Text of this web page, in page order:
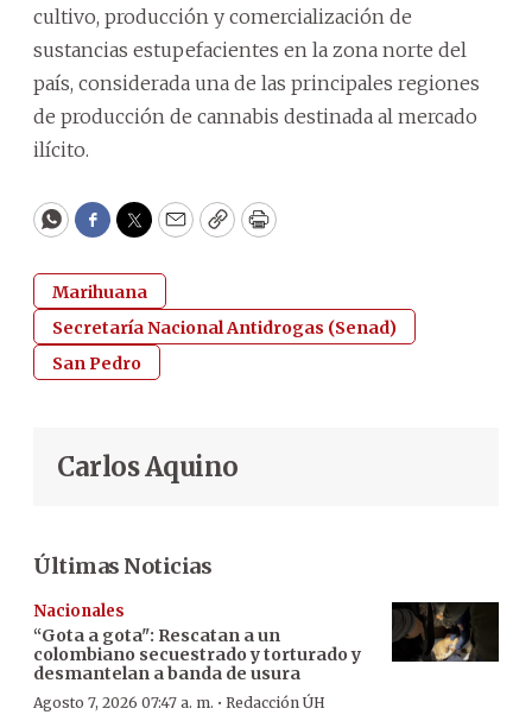
cultivo, producción y comercialización de
sustancias estupefacientes en la zona norte del
país, considerada una de las principales regiones
de producción de cannabis destinada al mercado
ilícito.
WhatsApp
Facebook
Twitter
EmailCopyPrint
Marihuana
Secretaría Nacional Antidrogas (Senad)
San Pedro
Carlos Aquino
Últimas Noticias
Nacionales
“Gota a gota": Rescatan a un
colombiano secuestrado y torturado y
desmantelan a banda de usura
Agosto 7, 2026 07:47 a. m. · Redacción ÚH